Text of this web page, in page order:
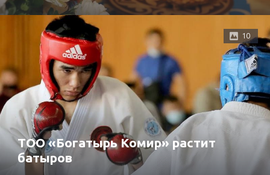
10
ТОО «Богатырь Комир» растит
батыров